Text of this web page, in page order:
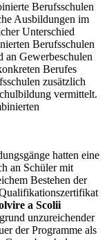
Berufsschulen
Ausbildungen im
Unterschied
Berufsschulen
an Gewerbeschulen
Berufes
zusätzlich
vermittelt.
hatten eine
an Schüler mit
Bestehen der
a Scolii
unzureichender
der Programme als